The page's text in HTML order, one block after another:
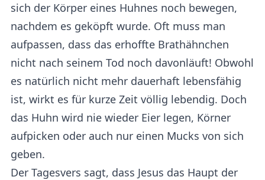
sich der Körper eines Huhnes noch bewegen,
nachdem es geköpft wurde. Oft muss man
aufpassen, dass das erhoffte Brathähnchen
nicht nach seinem Tod noch davonläuft! Obwohl
es natürlich nicht mehr dauerhaft lebensfähig
ist, wirkt es für kurze Zeit völlig lebendig. Doch
das Huhn wird nie wieder Eier legen, Körner
aufpicken oder auch nur einen Mucks von sich
geben.
Der Tagesvers sagt, dass Jesus das Haupt der